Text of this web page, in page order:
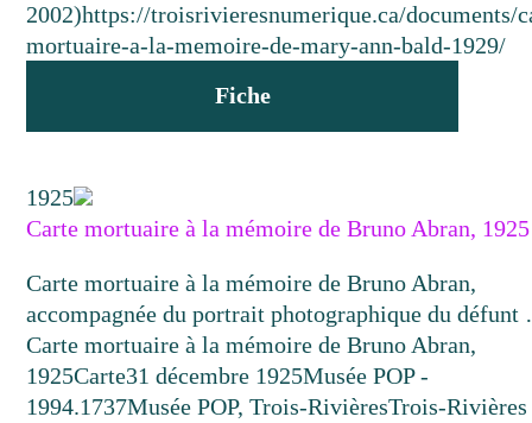
2002)https://troisrivieresnumerique.ca/documents/
mortuaire-a-la-memoire-de-mary-ann-bald-1929/
Fiche
1925
Carte mortuaire à la mémoire de Bruno Abran, 1925
Carte mortuaire à la mémoire de Bruno Abran,
accompagnée du portrait photographique du
Carte mortuaire à la mémoire de Bruno Abran,
1925Carte31 décembre 1925Musée POP -
1994.1737Musée POP, Trois-RivièresTrois-Rivières